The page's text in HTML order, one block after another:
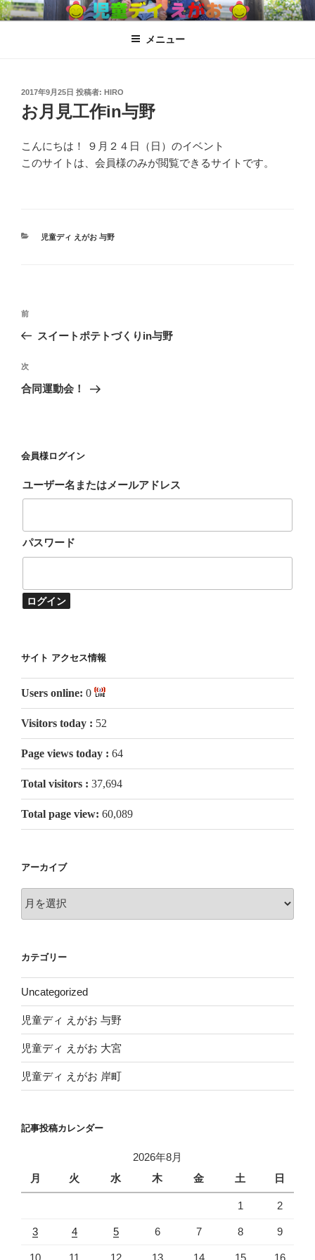
コ
ン
児童ディ えがお
児童発達支援、放課後児童ディサービス
メニュー
投
稿
日:
2017年9月25日 投稿者: HIRO
お月見工作in与野
こんにちは！ ９月２４日（日）のイベント
このサイトは、会員様のみが閲覧できるサイトです。
カ
児童ディ えがお 与野
投
ビ
ゲ
ン
過
去
投
稿
前
スイートポテトづくりin与野
次
の
次
合同運動会！
会員様ログイン
ユーザー名またはメールアドレス
パスワード
サイト アクセス情報
Users online: 0
Visitors today : 52
Page views today : 64
Total visitors : 37,694
Total page view: 60,089
アーカイブ
ー
ブ
カテゴリー
Uncategorized
児童ディ えがお 与野
児童ディ えがお 大宮
児童ディ えがお 岸町
記事投稿カレンダー
2026年8月
月
火 水 木 金 土 日
1 2
3 4 5 6 7 8 9
10 11 12 13 14 15 16